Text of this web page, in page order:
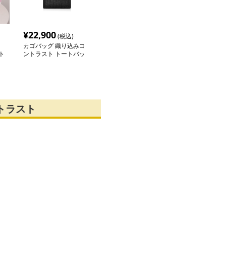
¥22,900(税込)
カゴバッグ 織り込みコ
ントラスト トートバッ
ラスト